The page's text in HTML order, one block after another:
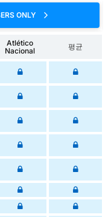
ONLY
Atlético
Nacional
평균